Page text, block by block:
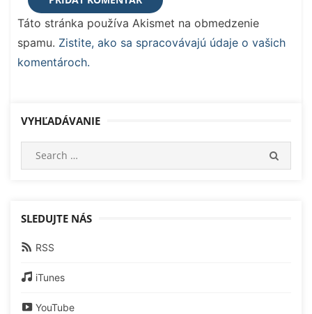
Táto stránka používa Akismet na obmedzenie
spamu. Zistite, ako sa spracovávajú údaje o vašich
komentároch.
VYHĽADÁVANIE
SLEDUJTE NÁS
RSS
iTunes
YouTube